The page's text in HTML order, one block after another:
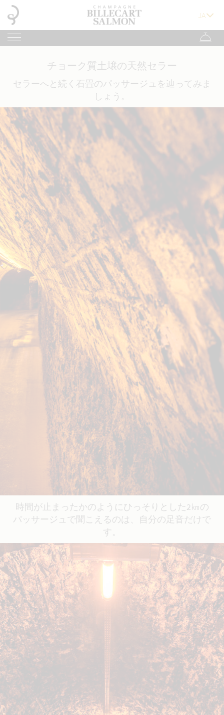
チョーク質土壌の天然セラー
セラーへと続く石畳のパッサージュを辿ってみま
しょう。
時間が止まったかのようにひっそりとした2㎞の
パッサージュで聞こえるのは、自分の足音だけで
す。